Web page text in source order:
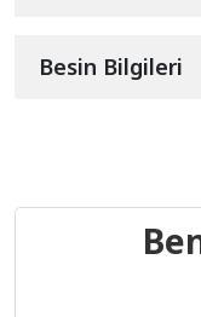
Besin Bilgileri